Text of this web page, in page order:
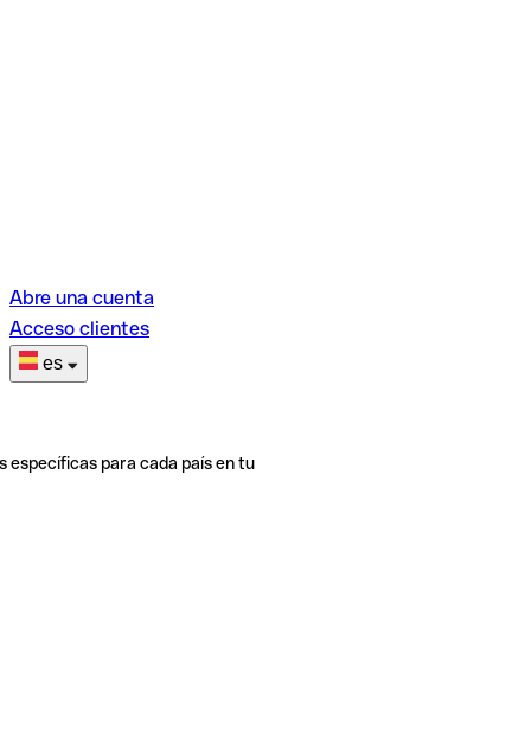
Abre una cuenta
Acceso clientes
es
específicas para cada país en tu